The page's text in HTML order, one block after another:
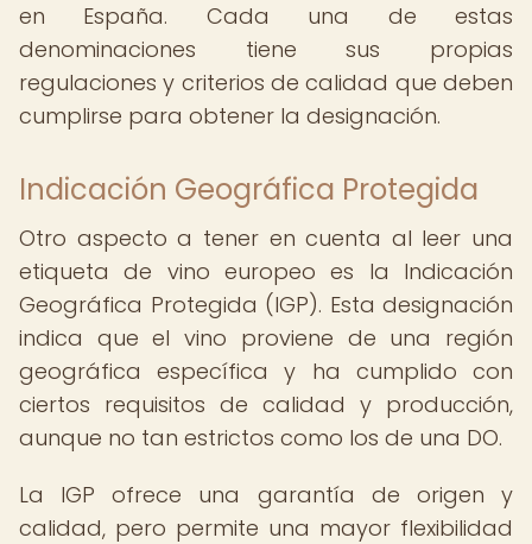
en España. Cada una de estas
denominaciones tiene sus propias
regulaciones y criterios de calidad que deben
cumplirse para obtener la designación.
Indicación Geográfica Protegida
Otro aspecto a tener en cuenta al leer una
etiqueta de vino europeo es la Indicación
Geográfica Protegida (IGP). Esta designación
indica que el vino proviene de una región
geográfica específica y ha cumplido con
ciertos requisitos de calidad y producción,
aunque no tan estrictos como los de una DO.
La IGP ofrece una garantía de origen y
calidad, pero permite una mayor flexibilidad